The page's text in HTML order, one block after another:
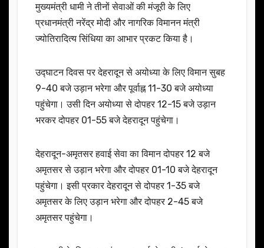
मुख्यमंत्री धामी ने तीनों सेवाओं की मंजूरी के लिए
प्रधानमंत्री नरेंद्र मोदी और नागरिक विमानन मंत्री
ज्योतिरादित्य सिंधिया का आभार प्रकट किया है।
उद्घाटन दिवस पर देहरादून से अयोध्या के लिए विमान सुबह
9-40 बजे उड़ान भरेगा और पूर्वाह्न 11-30 बजे अयोध्या
पहुंचेगा। उसी दिन अयोध्या से दोपहर 12-15 बजे उड़ान
भरकर दोपहर 01-55 बजे देहरादून पहुंचेगा।
देहरादून-अमृतसर हवाई सेवा का विमान दोपहर 12 बजे
अमृतसर से उड़ान भरेगा और दोपहर 01-10 बजे देहरादून
पहुंचेगा। इसी प्रकार देहरादून से दोपहर 1-35 बजे
अमृतसर के लिए उड़ान भरेगा और दोपहर 2-45 बजे
अमृतसर पहुंचेगा।